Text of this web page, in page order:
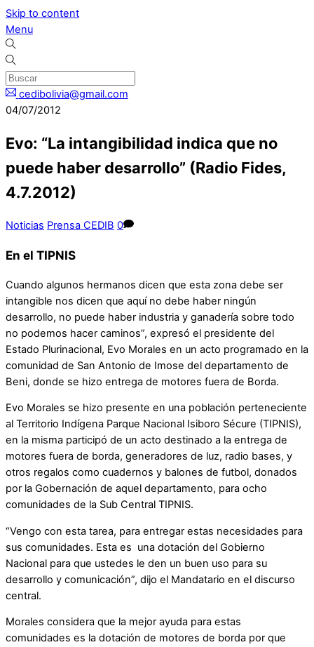
Skip to content
Menu
cedibolivia@gmail.com
04/07/2012
Evo: “La intangibilidad indica que no
puede haber desarrollo” (Radio Fides,
4.7.2012)
Noticias Prensa CEDIB 0
En el TIPNIS
Cuando algunos hermanos dicen que esta zona debe ser
intangible nos dicen que aquí no debe haber ningún
desarrollo, no puede haber industria y ganadería sobre todo
no podemos hacer caminos”, expresó el presidente del
Estado Plurinacional, Evo Morales en un acto programado en la
comunidad de San Antonio de Imose del departamento de
Beni, donde se hizo entrega de motores fuera de Borda.
Evo Morales se hizo presente en una población perteneciente
al Territorio Indígena Parque Nacional Isiboro Sécure (TIPNIS),
en la misma participó de un acto destinado a la entrega de
motores fuera de borda, generadores de luz, radio bases, y
otros regalos como cuadernos y balones de futbol, donados
por la Gobernación de aquel departamento, para ocho
comunidades de la Sub Central TIPNIS.
“Vengo con esta tarea, para entregar estas necesidades para
sus comunidades. Esta es una dotación del Gobierno
Nacional para que ustedes le den un buen uso para su
desarrollo y comunicación”, dijo el Mandatario en el discurso
central.
Morales considera que la mejor ayuda para estas
comunidades es la dotación de motores de borda por que